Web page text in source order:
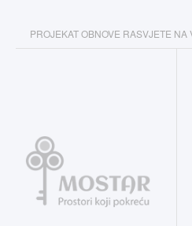
PROJEKAT OBNOVE RASVJETE